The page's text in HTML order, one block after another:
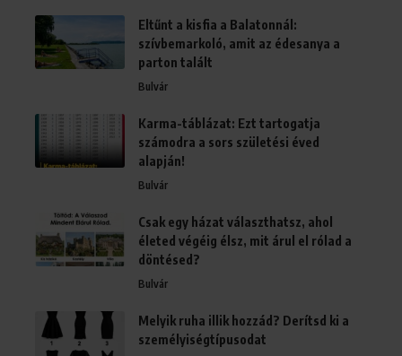
Eltűnt a kisfia a Balatonnál:
szívbemarkoló, amit az édesanya a
parton talált
Bulvár
Karma-táblázat: Ezt tartogatja
számodra a sors születési éved
alapján!
Bulvár
Csak egy házat választhatsz, ahol
életed végéig élsz, mit árul el rólad a
döntésed?
Bulvár
Melyik ruha illik hozzád? Derítsd ki a
személyiségtípusodat